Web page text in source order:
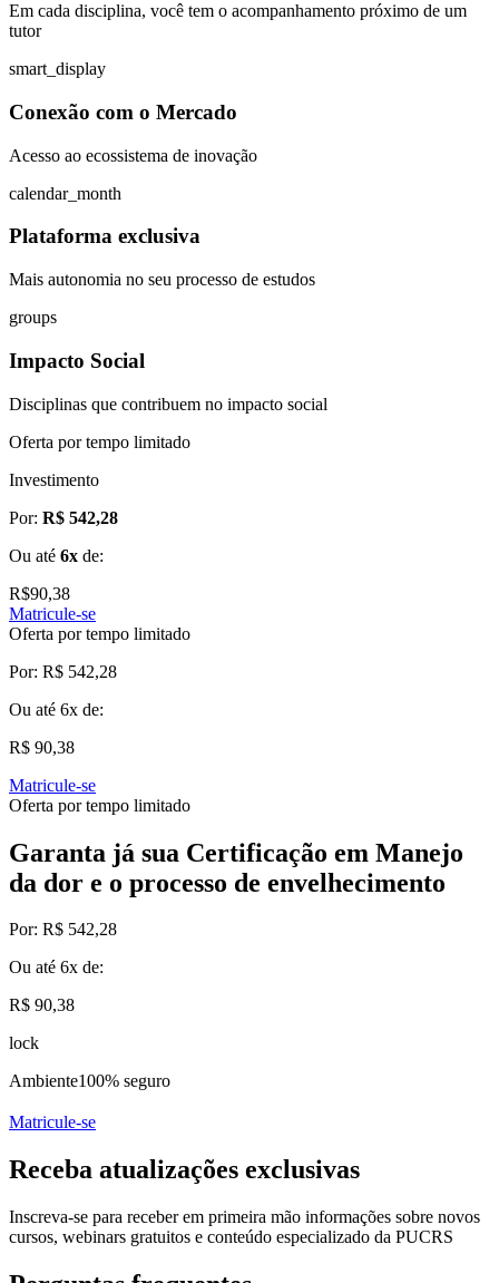
Em cada disciplina, você tem o acompanhamento próximo de um
tutor
smart_display
Conexão com o Mercado
Acesso ao ecossistema de inovação
calendar_month
Plataforma exclusiva
Mais autonomia no seu processo de estudos
groups
Impacto Social
Disciplinas que contribuem no impacto social
Oferta por tempo limitado
Investimento
Por: R$ 542,28
Ou até 6x de:
R$90,38
Matricule-se
Oferta por tempo limitado
Por: R$ 542,28
Ou até 6x de:
R$ 90,38
Matricule-se
Oferta por tempo limitado
Garanta já sua Certificação em Manejo
da dor e o processo de envelhecimento
Por: R$ 542,28
Ou até 6x de:
R$ 90,38
lock
Ambiente100% seguro
Matricule-se
Receba atualizações exclusivas
Inscreva-se para receber em primeira mão informações sobre novos
cursos, webinars gratuitos e conteúdo especializado da PUCRS